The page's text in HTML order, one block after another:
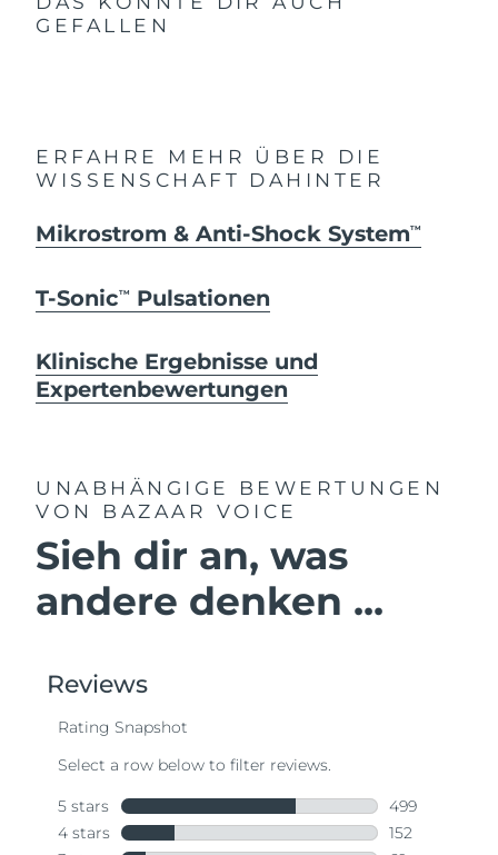
GEFALLEN
ERFAHRE MEHR ÜBER DIE
WISSENSCHAFT DAHINTER
Mikrostrom & Anti-Shock SystemTM
T-SonicTM Pulsationen
Klinische Ergebnisse und
Expertenbewertungen
UNABHÄNGIGE BEWERTUNGEN
VON BAZAAR VOICE
Sieh dir an, was
andere denken ...